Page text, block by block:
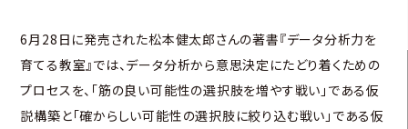
6月28日に発売された松本健太郎さんの著書『データ分析力を
育てる教室』では、データ分析から意思決定にたどり着くための
プロセスを、「筋の良い可能性の選択肢を増やす戦い」である仮
説構築と「確からしい可能性の選択肢に絞り込む戦い」である仮